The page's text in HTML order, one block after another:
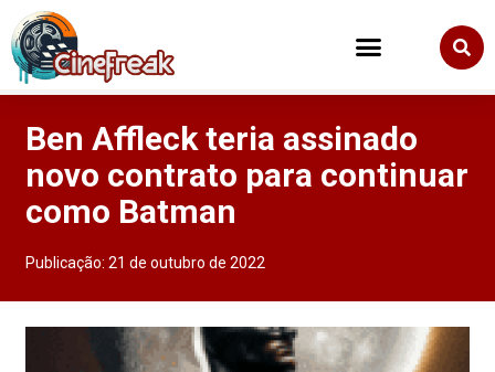
Ben Affleck teria assinado
novo contrato para continuar
como Batman
Publicação:21 de outubro de 2022